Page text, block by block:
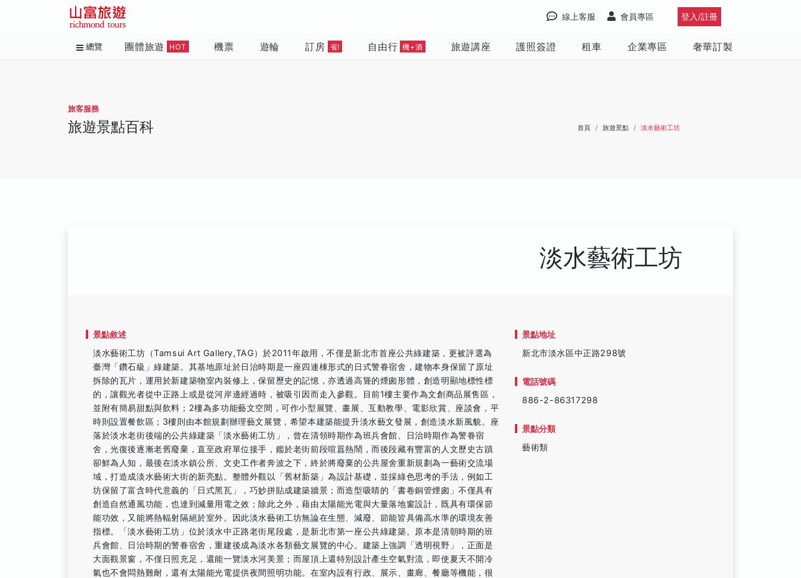
登入/註冊
會員專區
線上客服
總覽 團體旅遊 HOT 機票 遊輪 訂房 省! 自由行 機+酒 旅遊講座 護照簽證 租車 企業專區 奢華訂製
旅客服務
旅遊景點百科 首頁 旅遊景點 淡水藝術工坊
淡水藝術工坊
景點敘述
淡水藝術工坊（Tamsui Art Gallery,TAG）於2011年啟用，不僅是新北市首座公共綠建築，更被評選為
臺灣「鑽石級」綠建築。其基地原址於日治時期是一座四連棟形式的日式警眷宿舍，建物本身保留了原址
拆除的瓦片，運用於新建築物室內裝修上，保留歷史的記憶，亦透過高聳的煙囪形體，創造明顯地標性標
的，讓觀光者從中正路上或是從河岸邊經過時，被吸引因而走入參觀。目前1樓主要作為文創商品展售區，
並附有簡易甜點與飲料；2樓為多功能藝文空間，可作小型展覽、畫展、互動教學、電影欣賞、座談會，平
時則設置餐飲區；3樓則由本館規劃辦理藝文展覽，希望本建築能提升淡水藝文發展，創造淡水新風貌。座
落於淡水老街後端的公共綠建築「淡水藝術工坊」，曾在清領時期作為班兵會館、日治時期作為警眷宿
舍，光復後逐漸老舊廢棄，直至政府單位接手，鑑於老街前段喧囂熱鬧，而後段藏有豐富的人文歷史古蹟
卻鮮為人知，最後在淡水鎮公所、文史工作者奔波之下，終於將廢棄的公共屋舍重新規劃為一藝術交流場
域，打造成淡水藝術大街的新亮點。整體外觀以「舊材新築」為設計基礎，並採綠色思考的手法，例如工
坊保留了富含時代意義的「日式黑瓦」，巧妙拼貼成建築牆景；而造型吸睛的「書卷銅管煙囪」不僅具有
創造自然通風功能，也達到減量用電之效；除此之外，藉由太陽能光電與大量落地窗設計，既具有環保節
能功效，又能將熱輻射隔絕於室外。因此淡水藝術工坊無論在生態、減廢、節能皆具備高水準的環境友善
指標。「淡水藝術工坊」位於淡水中正路老街尾段處，是新北市第一座公共綠建築。原本是清朝時期的班
兵會館、日治時期的警眷宿舍，重建後成為淡水各類藝文展覽的中心。建築上強調「透明視野」，正面是
大面觀景窗，不僅日照充足，還能一覽淡水河美景；而屋頂上還特別設計產生空氣對流，即使夏天不開冷
氣也不會悶熱難耐，還有太陽能光電提供夜間照明功能。在室內設有行政、展示、畫廊、餐廳等機能，很
景點地址
新北市淡水區中正路298號
電話號碼
886-2-86317298
景點分類
藝術類